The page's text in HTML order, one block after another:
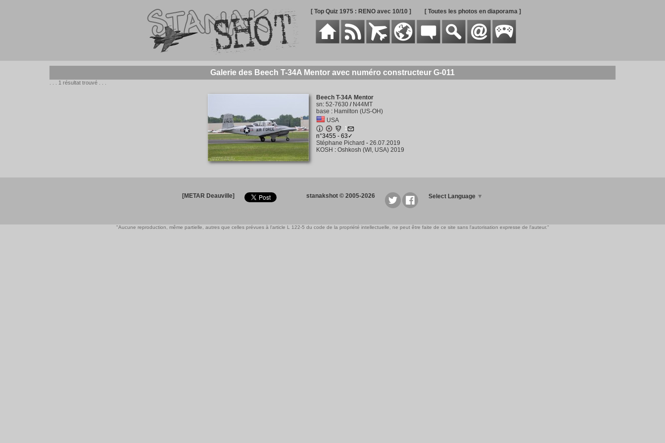
[ Top Quiz 1975 : RENO avec 10/10 ] [ Toutes les photos en diaporama ]
Galerie des Beech T-34A Mentor avec numéro constructeur G-011
. . . 1 résultat trouvé . . .
Beech T-34A Mentor
sn: 52-7630/ N44MT
base : Hamilton (US-OH)
USA
1
n°3455 - 63✓
Stéphane Pichard - 26.07.2019
KOSH : Oshkosh (WI, USA) 2019
[METAR Deauville] stanakshot © 2005-2026 Select Language ▼
"Aucune reproduction, même partielle, autres que celles prévues à l'article L 122-5 du code de la propriété intellectuelle, ne peut être faite de ce site sans l'autorisation expresse de l'auteur."